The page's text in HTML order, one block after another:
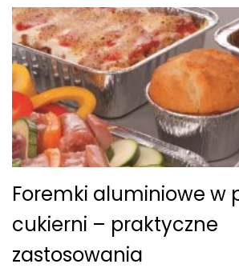
Foremki aluminiowe w
cukierni – praktyczne
zastosowania